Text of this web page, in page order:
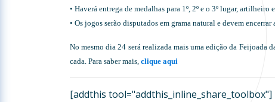
• Haverá entrega de medalhas para 1º, 2º e o 3º lugar, artilheiro
• Os jogos serão disputados em grama natural e devem encerrar
No mesmo dia 24 será realizada mais uma edição da Feijoada
cada. Para saber mais, clique aqui
[addthis tool="addthis_inline_share_toolbox"]